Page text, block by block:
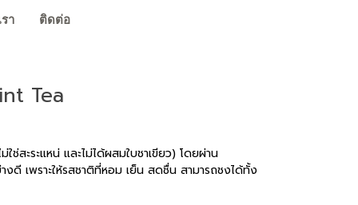
า ติดต่อ
Tea
ช่สะระแหน่ และไม่ได้ผสมใบชาเขียว) โดยผ่าน
ดี เพราะให้รสชาติที่หอม เย็น สดชื่น สามารถชงได้ทั้ง